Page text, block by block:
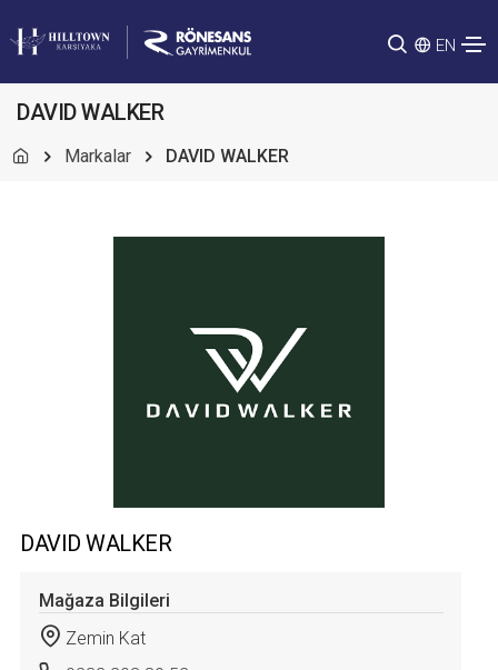
EN
DAVID WALKER
Markalar DAVID WALKER
DAVID WALKER
Mağaza Bilgileri
Zemin Kat